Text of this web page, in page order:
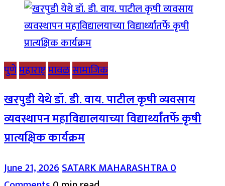
पुणेमहाराष्ट्रमावळसामाजिक
खरपुडी येथे डॉ. डी. वाय. पाटील कृषी व्यवसाय
व्यवस्थापन महाविद्यालयाच्या विद्यार्थ्यांतर्फे कृषी
प्रात्यक्षिक कार्यक्रम
June 21, 2026SATARK MAHARASHTRA0